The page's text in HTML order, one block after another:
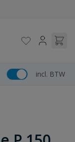
incl. BTW